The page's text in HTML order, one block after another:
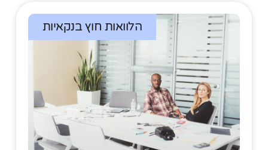
הלוואות חוץ בנקאיות